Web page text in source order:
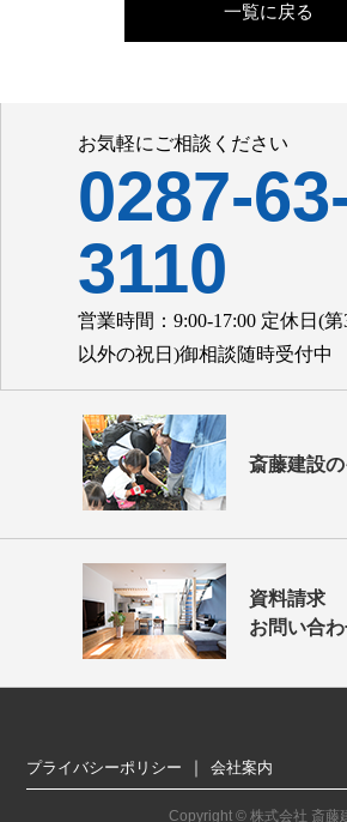
一覧に戻る
お気軽にご相談ください
0287-
3110
営業時間：9:00-17:00 定休日(
以外の祝日)御相談随時受付中
斎藤建設
資料請求
お問い合
プライバシーポリシー 会社案内
Copyright © 株式会社 斎藤